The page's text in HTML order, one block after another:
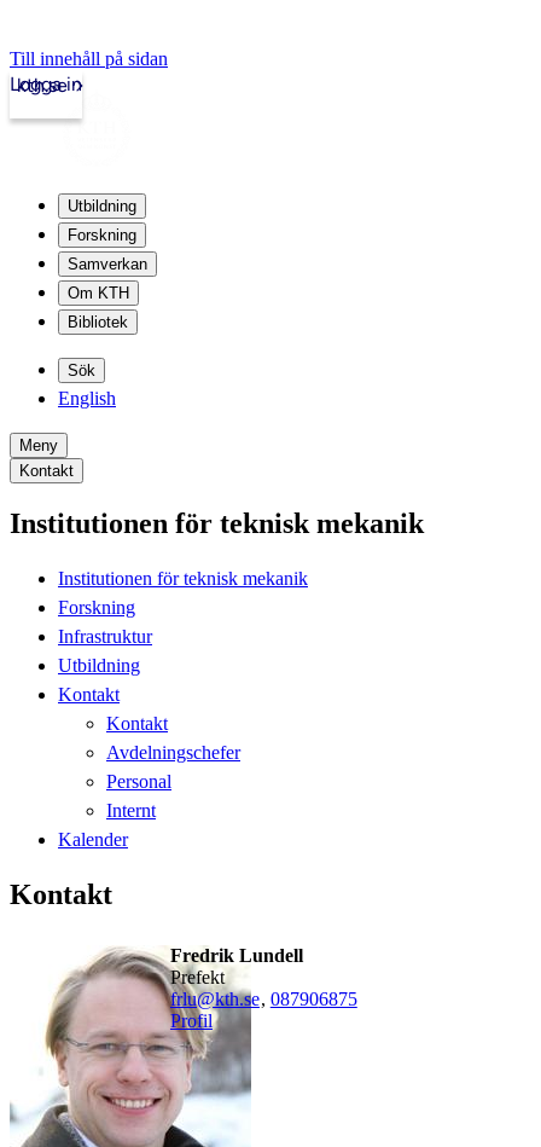
Till innehåll på sidan
kth.se
Logga in
Utbildning
Forskning
Samverkan
Om KTH
Bibliotek
Sök
English
Meny
Kontakt
Institutionen för teknisk mekanik
Institutionen för teknisk mekanik
Forskning
Infrastruktur
Utbildning
Kontakt
Kontakt
Avdelningschefer
Personal
Internt
Kalender
Kontakt
Fredrik Lundell
Prefekt
frlu@kth.se, 087906875
Profil